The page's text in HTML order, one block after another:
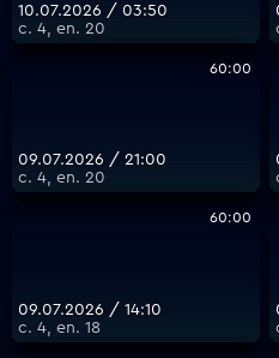
10.07.2026 / 03:50
с. 4, еп. 20
60:00
09.07.2026 / 21:00
с. 4, еп. 20
60:00
09.07.2026 / 14:10
с. 4, еп. 18